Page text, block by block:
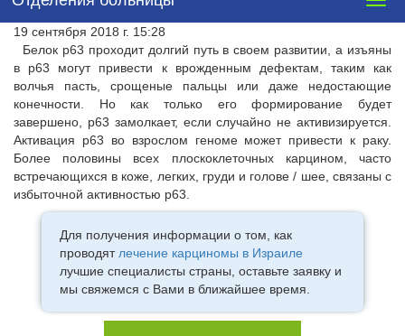
19 сентября 2018 г. 15:28
Белок p63 проходит долгий путь в своем развитии, а изъяны
в p63 могут привести к врожденным дефектам, таким как
волчья пасть, срощеные пальцы или даже недостающие
конечности. Но как только его формирование будет
завершено, p63 замолкает, если случайно не активизируется.
Активация p63 во взрослом геноме может привести к раку.
Более половины всех плоскоклеточных карцином, часто
встречающихся в коже, легких, груди и голове / шее, связаны с
избыточной активностью р63.
Для получения информации о том, как
проводятлечение карциномы в Израиле
лучшие специалисты страны, оставьте заявку и
мы свяжемся с Вами в ближайшее время.